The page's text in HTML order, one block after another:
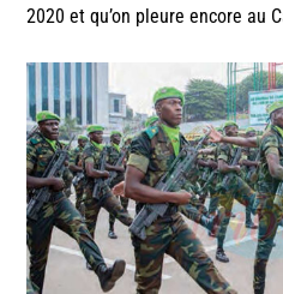
2020 et qu’on pleure encore au